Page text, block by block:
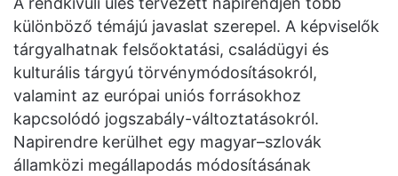
különböző témájú javaslat szerepel. A képviselők
tárgyalhatnak felsőoktatási, családügyi és
kulturális tárgyú törvénymódosításokról,
valamint az európai uniós forrásokhoz
kapcsolódó jogszabály-változtatásokról.
Napirendre kerülhet egy magyar–szlovák
államközi megállapodás módosításának